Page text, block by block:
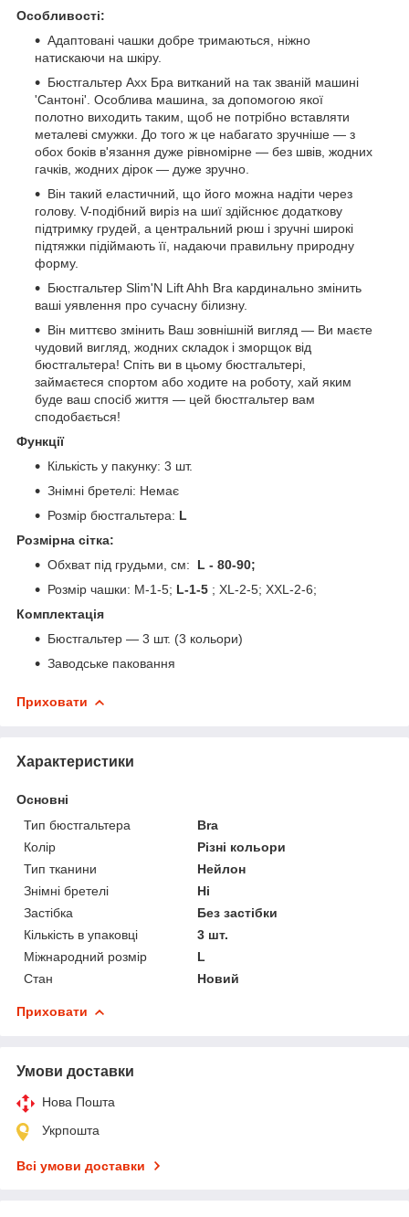
Особливості:
Адаптовані чашки добре тримаються, ніжно
натискаючи на шкіру.
Бюстгальтер Ахх Бра витканий на так званій машині
'Сантоні'. Особлива машина, за допомогою якої
полотно виходить таким, щоб не потрібно вставляти
металеві смужки. До того ж це набагато зручніше — з
обох боків в'язання дуже рівномірне — без швів, жодних
гачків, жодних дірок — дуже зручно.
Він такий еластичний, що його можна надіти через
голову. V-подібний виріз на шиї здійснює додаткову
підтримку грудей, а центральний рюш і зручні широкі
підтяжки підіймають її, надаючи правильну природну
форму.
Бюстгальтер Slim'N Lift Ahh Bra кардинально змінить
ваші уявлення про сучасну білизну.
Він миттєво змінить Ваш зовнішній вигляд — Ви маєте
чудовий вигляд, жодних складок і зморщок від
бюстгальтера! Спіть ви в цьому бюстгальтері,
займаєтеся спортом або ходите на роботу, хай яким
буде ваш спосіб життя — цей бюстгальтер вам
сподобається!
Функції
Кількість у пакунку: 3 шт.
Знімні бретелі: Немає
Розмір бюстгальтера: L
Розмірна сітка:
Обхват під грудьми, см: L - 80-90;
Розмір чашки: М-1-5; L-1-5 ; XL-2-5; XXL-2-6;
Комплектація
Бюстгальтер — 3 шт. (3 кольори)
Заводське паковання
Приховати
Характеристики
Основні
Тип бюстгальтера
Bra
Колір
Різні кольори
Тип тканини
Нейлон
Знімні бретелі
Ні
Застібка
Без застібки
Кількість в упаковці
3 шт.
Міжнародний розмір
L
Стан
Новий
Приховати
Умови доставки
Нова Пошта
Укрпошта
Всі умови доставки